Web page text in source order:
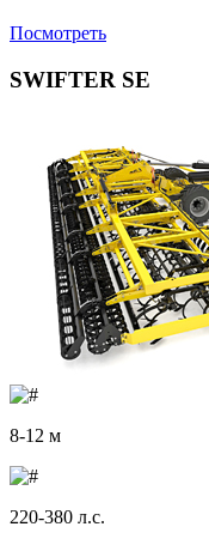
Посмотреть
SWIFTER SE
8-12 м
220-380 л.с.